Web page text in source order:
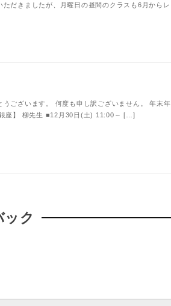
だきましたが、月曜日の昼間のクラスも6月からレ
ございます。 何度も申し訳ございません。 年末年
座】 柳先生 ■12月30日(土) 11:00～ […]
ク